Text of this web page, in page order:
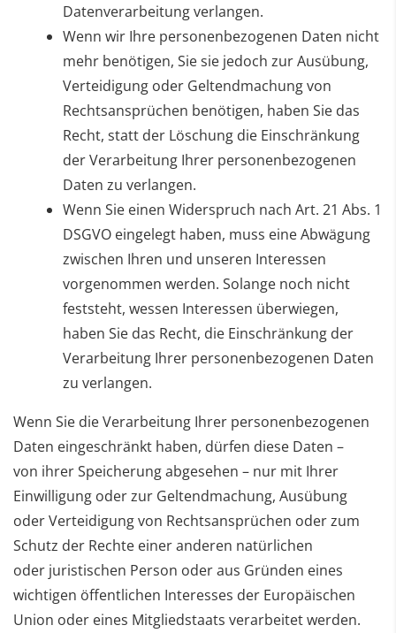
Datenverarbeitung verlangen.
Wenn wir Ihre personenbezogenen Daten nicht
mehr benötigen, Sie sie jedoch zur Ausübung,
Verteidigung oder Geltendmachung von
Rechtsansprüchen benötigen, haben Sie das
Recht, statt der Löschung die Einschränkung
der Verarbeitung Ihrer personenbezogenen
Daten zu verlangen.
Wenn Sie einen Widerspruch nach Art. 21 Abs. 1
DSGVO eingelegt haben, muss eine Abwägung
zwischen Ihren und unseren Interessen
vorgenommen werden. Solange noch nicht
feststeht, wessen Interessen überwiegen,
haben Sie das Recht, die Einschränkung der
Verarbeitung Ihrer personenbezogenen Daten
zu verlangen.
Wenn Sie die Verarbeitung Ihrer personenbezogenen
Daten eingeschränkt haben, dürfen diese Daten –
von ihrer Speicherung abgesehen – nur mit Ihrer
Einwilligung oder zur Geltendmachung, Ausübung
oderVerteidigung von Rechtsansprüchen oder zum
Schutz der Rechte einer anderen natürlichen
oder juristischen Person oder aus Gründen eines
wichtigen öffentlichen Interesses der Europäischen
Union oder eines Mitgliedstaats verarbeitet werden.